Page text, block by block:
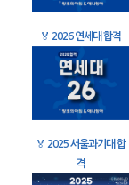
🏅 2026 연세대 합격
🏅 2025 서울과기대 합
격